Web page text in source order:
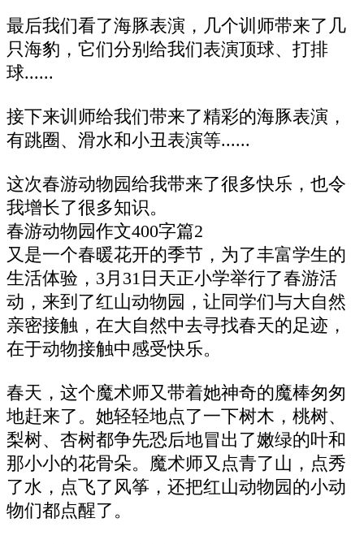
最后我们看了海豚表演，几个训师带来了几
只海豹，它们分别给我们表演顶球、打排
球......
接下来训师给我们带来了精彩的海豚表演，
有跳圈、滑水和小丑表演等......
这次春游动物园给我带来了很多快乐，也令
我增长了很多知识。
春游动物园作文400字篇2
又是一个春暖花开的季节，为了丰富学生的
生活体验，3月31日天正小学举行了春游活
动，来到了红山动物园，让同学们与大自然
亲密接触，在大自然中去寻找春天的足迹，
在于动物接触中感受快乐。
春天，这个魔术师又带着她神奇的魔棒匆匆
地赶来了。她轻轻地点了一下树木，桃树、
梨树、杏树都争先恐后地冒出了嫩绿的叶和
那小小的花骨朵。魔术师又点青了山，点秀
了水，点飞了风筝，还把红山动物园的小动
物们都点醒了。